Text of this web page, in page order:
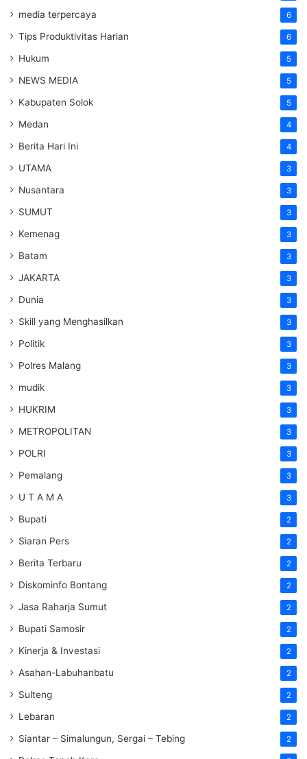
media terpercaya 6
Tips Produktivitas Harian 6
Hukum 5
NEWS MEDIA 5
Kabupaten Solok 5
Medan 4
Berita Hari Ini 4
UTAMA 3
Nusantara 3
SUMUT 3
Kemenag 3
Batam 3
JAKARTA 3
Dunia 3
Skill yang Menghasilkan 3
Politik 3
Polres Malang 3
mudik 3
HUKRIM 3
METROPOLITAN 3
POLRI 3
Pemalang 3
U T A M A 3
Bupati 2
Siaran Pers 2
Berita Terbaru 2
Diskominfo Bontang 2
Jasa Raharja Sumut 2
Bupati Samosir 2
Kinerja & Investasi 2
Asahan-Labuhanbatu 2
Sulteng 2
Lebaran 2
Siantar – Simalungun, Sergai – Tebing 2